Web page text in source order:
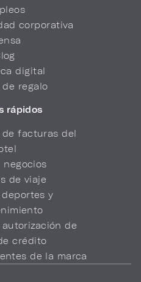
corporativa
digital
de regalo
rápidos
de facturas del
negocios
de viaje
y
de
crédito
de la marca